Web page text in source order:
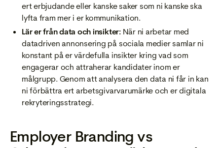
ert erbjudande eller kanske saker som ni kanske ska
lyfta fram mer i er kommunikation.
Lär er från data och insikter:När ni arbetar med
datadriven annonsering på sociala medier samlar ni
konstant på er värdefulla insikter kring vad som
engagerar och attraherar kandidater inom er
målgrupp. Genom att analysera den data ni får in kan
ni förbättra ert arbetsgivarvarumärke och er digitala
rekryteringsstrategi.
Employer Branding vs